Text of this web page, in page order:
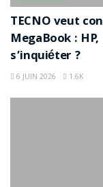
TECNO veut
MegaBook :
s’inquiéter ?
6 JUIN 2026 1.6K